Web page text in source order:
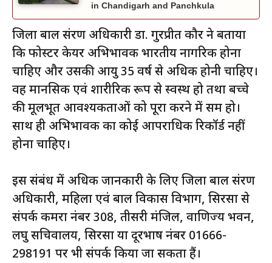
in Chandigarh and Panchkula
जिला बाल संरक्षण अधिकारी डा. गुरप्रीत कौर ने बताया
कि फोस्टर केयर अभिभावक भारतीय नागरिक होना
चाहिए और उसकी आयु 35 वर्ष से अधिक होनी चाहिए।
वह मानसिक एवं शारीरिक रूप से स्वस्थ हो तथा बच्चे
की मूलभूत आवश्यकताओं को पूरा करने में सक्षम हो।
साथ ही अभिभावक का कोई आपराधिक रिकॉर्ड नहीं
होना चाहिए।
इस संबंध में अधिक जानकारी के लिए जिला बाल संरक्षण
अधिकारी, महिला एवं बाल विकास विभाग, सिरसा से
संपर्क कमरा नंबर 308, तीसरी मंजिल, वाणिज्य भवन,
लघु सचिवालय, सिरसा या दूरभाष नंबर 01666-
298191 पर भी संपर्क किया जा सकता हैं।